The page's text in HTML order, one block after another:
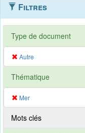
Filtres
Type de document
Autre
Thématique
Mer
Mots clés